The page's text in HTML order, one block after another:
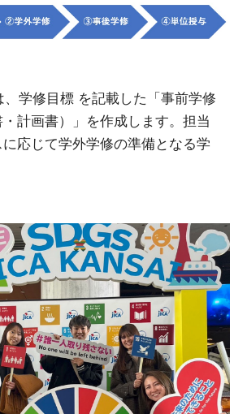
、学修目標 を記載した「事前学修
計画書）」を作成します。担当
応じて学外学修の準備となる学